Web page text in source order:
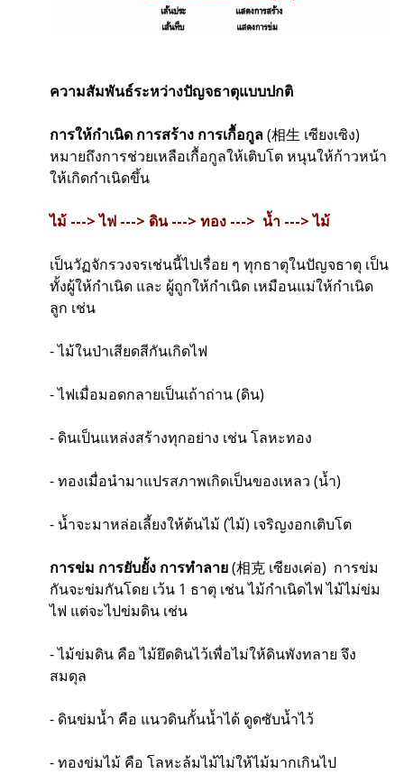
ความสัมพันธ์ระหว่างปัญจธาตุแบบปกติ
การให้กำเนิด การสร้าง การเกื้อกูล(相生 เซียงเซิง)
หมายถึงการช่วยเหลือเกื้อกูลให้เติบโต หนุนให้ก้าวหน้า
ให้เกิดกำเนิดขึ้น
ไม้ ---> ไฟ ---> ดิน ---> ทอง ---> น้ำ ---> ไม้
เป็นวัฏจักรวงจรเช่นนี้ไปเรื่อย ๆ ทุกธาตุในปัญจธาตุ เป็น
ทั้งผู้ให้กำเนิด และ ผู้ถูกให้กำเนิด เหมือนแม่ให้กำเนิด
ลูก เช่น
- ไม้ในป่าเสียดสีกันเกิดไฟ
- ไฟเมื่อมอดกลายเป็นเถ้าถ่าน (ดิน)
- ดินเป็นแหล่งสร้างทุกอย่าง เช่น โลหะทอง
- ทองเมื่อนำมาแปรสภาพเกิดเป็นของเหลว (น้ำ)
- น้ำจะมาหล่อเลี้ยงให้ต้นไม้ (ไม้) เจริญงอกเติบโต
การข่ม การยับยั้ง การทำลาย(相克 เซียงเค่อ) การข่ม
กันจะข่มกันโดย เว้น 1 ธาตุ เช่น ไม้กำเนิดไฟ ไม้ไม่ข่ม
ไฟ แต่จะไปข่มดิน เช่น
- ไม้ข่มดิน คือ ไม้ยึดดินไว้เพื่อไม่ให้ดินพังทลาย จึง
สมดุล
- ดินข่มน้ำ คือ แนวดินกั้นน้ำได้ ดูดซับน้ำไว้
- ทองข่มไม้ คือ โลหะล้มไม้ไม่ให้ไม้มากเกินไป